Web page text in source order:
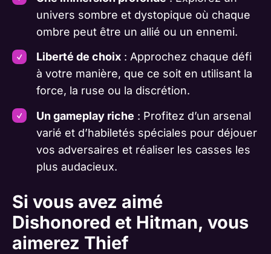
univers sombre et dystopique où chaque
ombre peut être un allié ou un ennemi.
Liberté de choix: Approchez chaque défi
à votre manière, que ce soit en utilisant la
force, la ruse ou la discrétion.
Un gameplay riche : Profitez d’un arsenal
varié et d’habiletés spéciales pour déjouer
vos adversaires et réaliser les casses les
plus audacieux.
Si vous avez aimé
Dishonored et Hitman, vous
aimerez Thief